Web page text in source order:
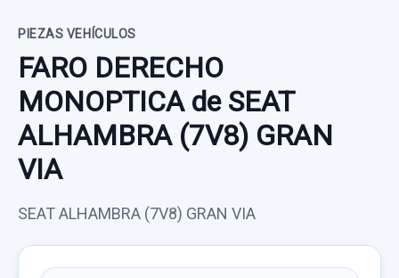
PIEZAS VEHÍCULOS
FARO DERECHO
MONOPTICA de SEAT
ALHAMBRA (7V8) GRAN
VIA
SEAT ALHAMBRA (7V8) GRAN VIA